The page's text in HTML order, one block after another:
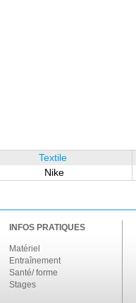
Textile
Nike
INFOS PRATIQUES
Matériel
Entraînement
Santé/ forme
Stages